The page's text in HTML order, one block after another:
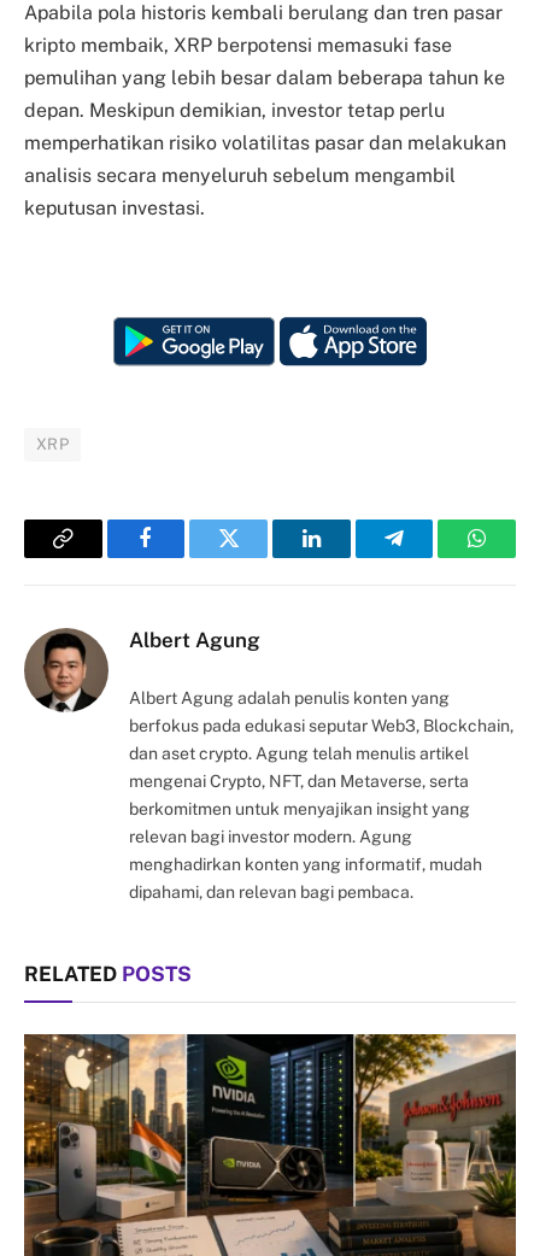
Apabila pola historis kembali berulang dan tren pasar
kripto membaik, XRP berpotensi memasuki fase
pemulihan yang lebih besar dalam beberapa tahun ke
depan. Meskipun demikian, investor tetap perlu
memperhatikan risiko volatilitas pasar dan melakukan
analisis secara menyeluruh sebelum mengambil
keputusan investasi.
XRP
Copy
FacebookTwitter LinkedInTelegram
Albert Agung
Albert Agung adalah penulis konten yang
berfokus pada edukasi seputar Web3, Blockchain,
dan aset crypto. Agung telah menulis artikel
mengenai Crypto, NFT, dan Metaverse, serta
berkomitmen untuk menyajikan insight yang
relevan bagi investor modern. Agung
menghadirkan konten yang informatif, mudah
dipahami, dan relevan bagi pembaca.
RELATED POSTS